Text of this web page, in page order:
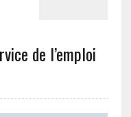
de l’emploi